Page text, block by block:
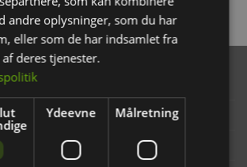
andre oplysninger, som du har
eller som de har indsamlet fra
deres tjenester.
Ydeevne Målretning